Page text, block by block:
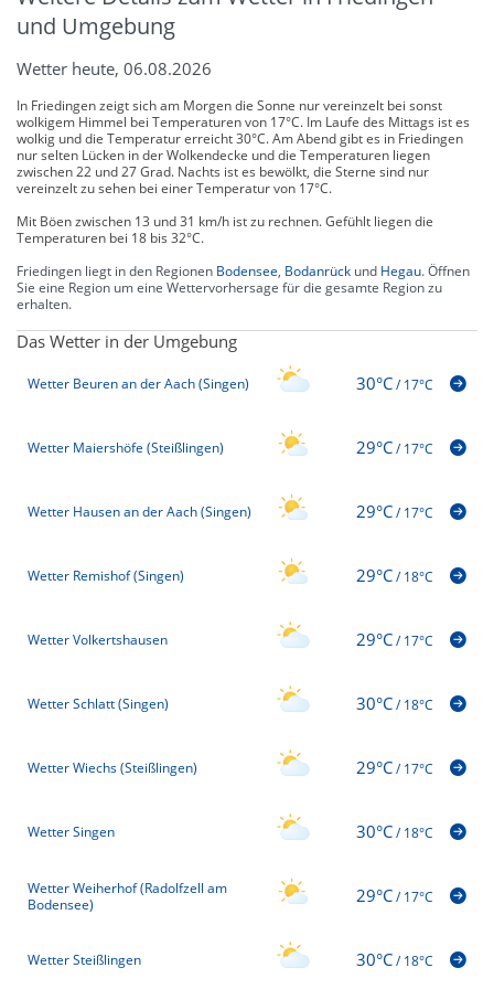
und Umgebung
Wetter heute, 06.08.2026
In Friedingen zeigt sich am Morgen die Sonne nur vereinzelt bei sonst
wolkigem Himmel bei Temperaturen von 17°C. Im Laufe des Mittags ist es
wolkig und die Temperatur erreicht 30°C. Am Abend gibt es in Friedingen
nur selten Lücken in der Wolkendecke und die Temperaturen liegen
zwischen 22 und 27 Grad. Nachts ist es bewölkt, die Sterne sind nur
vereinzelt zu sehen bei einer Temperatur von 17°C.
Mit Böen zwischen 13 und 31 km/h ist zu rechnen. Gefühlt liegen die
Temperaturen bei 18 bis 32°C.
Friedingen liegt in den Regionen Bodensee, Bodanrück und Hegau. Öffnen
Sie eine Region um eine Wettervorhersage für die gesamte Region zu
erhalten.
Das Wetter in der Umgebung
Wetter Beuren an der Aach (Singen) 30°C/17°C
Wetter Maiershöfe (Steißlingen) 29°C/17°C
Wetter Hausen an der Aach (Singen) 29°C/17°C
Wetter Remishof (Singen) 29°C/18°C
Wetter Volkertshausen 29°C/17°C
Wetter Schlatt (Singen) 30°C/18°C
Wetter Wiechs (Steißlingen) 29°C/17°C
Wetter Singen 30°C/18°C
Wetter Weiherhof (Radolfzell am
Bodensee)
29°C/17°C
Wetter Steißlingen 30°C/18°C